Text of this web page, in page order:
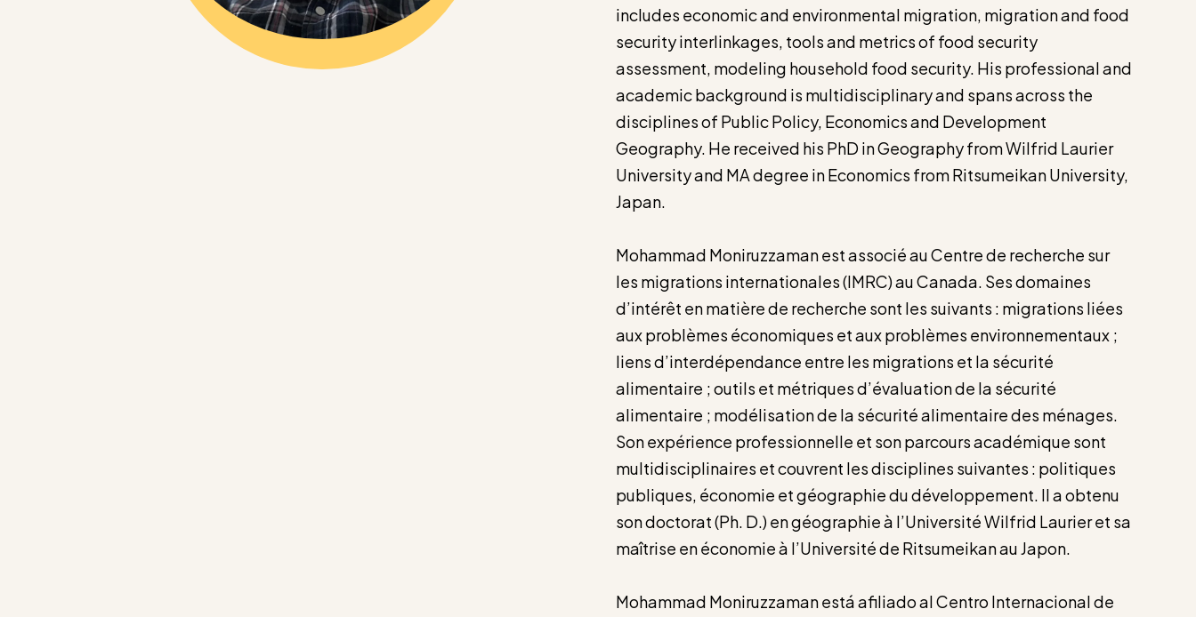
includes economic and environmental migration, migration and food
security interlinkages, tools and metrics of food security
assessment, modeling household food security. His professional and
academic background is multidisciplinary and spans across the
disciplines of Public Policy, Economics and Development
Geography. He received his PhD in Geography from Wilfrid Laurier
University and MA degree in Economics from Ritsumeikan University,
Japan.
Mohammad Moniruzzaman est associé au Centre de recherche sur
les migrations internationales (IMRC) au Canada. Ses domaines
d’intérêt en matière de recherche sont les suivants : migrations liées
aux problèmes économiques et aux problèmes environnementaux ;
liens d’interdépendance entre les migrations et la sécurité
alimentaire ; outils et métriques d’évaluation de la sécurité
alimentaire ; modélisation de la sécurité alimentaire des ménages.
Son expérience professionnelle et son parcours académique sont
multidisciplinaires et couvrent les disciplines suivantes : politiques
publiques, économie et géographie du développement. Il a obtenu
son doctorat (Ph. D.) en géographie à l’Université Wilfrid Laurier et sa
maîtrise en économie à l’Université de Ritsumeikan au Japon.
Mohammad Moniruzzaman está afiliado al Centro Internacional de